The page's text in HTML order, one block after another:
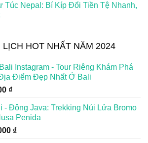
Túc Nepal: Bí Kíp Đổi Tiền Tệ Nhanh,
LỊCH HOT NHẤT NĂM 2024
Instagram - Tour Riêng Khám Phá
Điểm Đẹp Nhất Ở Bali
₫
- Đông Java: Trekking Núi Lửa Bromo
Penida
₫